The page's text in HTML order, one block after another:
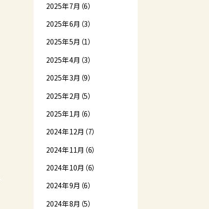
2025年7月（6）
2025年6月（3）
2025年5月（1）
2025年4月（3）
2025年3月（9）
2025年2月（5）
2025年1月（6）
2024年12月（7）
2024年11月（6）
2024年10月（6）
2024年9月（6）
2024年8月（5）